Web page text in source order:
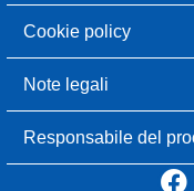
Cookie policy
Note legali
Responsabile del